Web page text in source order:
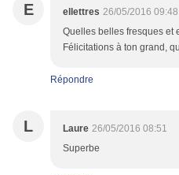
E ellettres 26/05/2016 09:48
Quelles belles fresques et
Félicitations à ton grand,
Répondre
L Laure 26/05/2016 08:51
Superbe